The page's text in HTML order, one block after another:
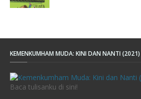
KEMENKUMHAM MUDA: KINI DAN NANTI (2021)
Baca tulisanku di sini!